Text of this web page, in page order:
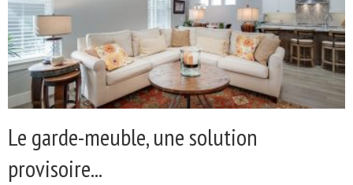
Le garde-meuble, une solution
provisoire...